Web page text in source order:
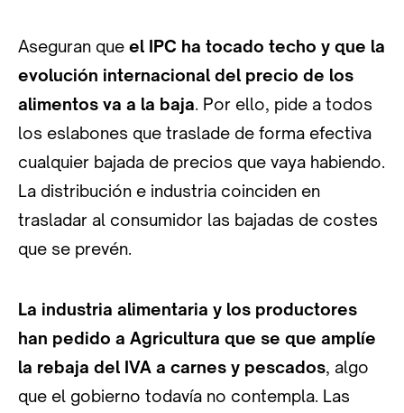
Aseguran que el IPC ha tocado techo y que la
evolución internacional del precio de los
alimentos va a la baja. Por ello, pide a todos
los eslabones que traslade de forma efectiva
cualquier bajada de precios que vaya habiendo.
La distribución e industria coinciden en
trasladar al consumidor las bajadas de costes
que se prevén.
La industria alimentaria y los productores
han pedido a Agricultura que se que amplíe
la rebaja del IVA a carnes y pescados, algo
que el gobierno todavía no contempla. Las